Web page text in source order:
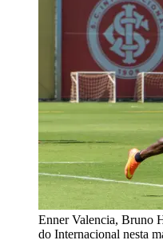
Enner Valencia, Bruno
do Internacional nesta